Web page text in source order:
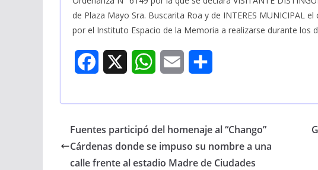
de Plaza Mayo Sra. Buscarita Roa y de INTERES MUNICIPAL
por el Instituto Espacio de la Memoria a realizarse durante los
e
W
t
s
i
r
e
Fuentes participó del homenaje al “Chango”
Cárdenas donde se impuso su nombre a una
calle frente al estadio Madre de Ciudades